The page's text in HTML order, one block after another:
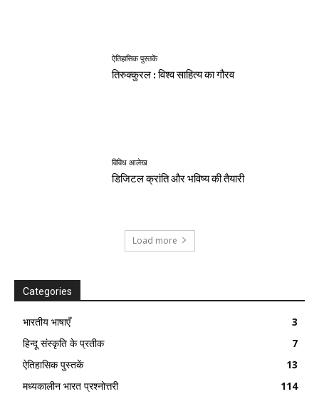
ऐतिहासिक पुस्तकें
तिरुक्कुरल : विश्व साहित्य का गौरव
विविध आलेख
डिजिटल क्रांति और भविष्य की तैयारी
Load more
Categories
भारतीय भाषाएँ
3
हिन्दू संस्कृति के प्रतीक
7
ऐतिहासिक पुस्तकें
13
मध्यकालीन भारत प्रश्नोत्तरी
114